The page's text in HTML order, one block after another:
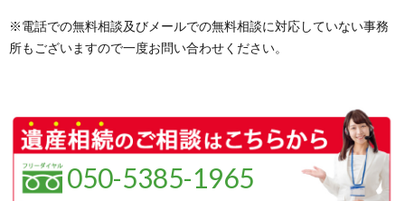
※電話での無料相談及びメールでの無料相談に対応していない事務
所もございますので一度お問い合わせください。
050-5385-1965